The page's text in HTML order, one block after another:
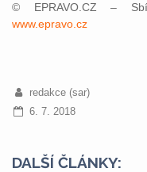
© EPRAVO.CZ –
www.epravo.cz
redakce (sar)
6. 7. 2018
DALŠÍ ČLÁNKY: